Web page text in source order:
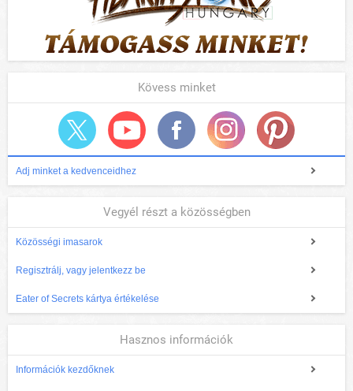
Kövess minket
Adj minket a kedvenceidhez
Vegyél részt a közösségben
Közösségi imasarok
Regisztrálj, vagy jelentkezz be
Eater of Secrets kártya értékelése
Hasznos információk
Információk kezdőknek